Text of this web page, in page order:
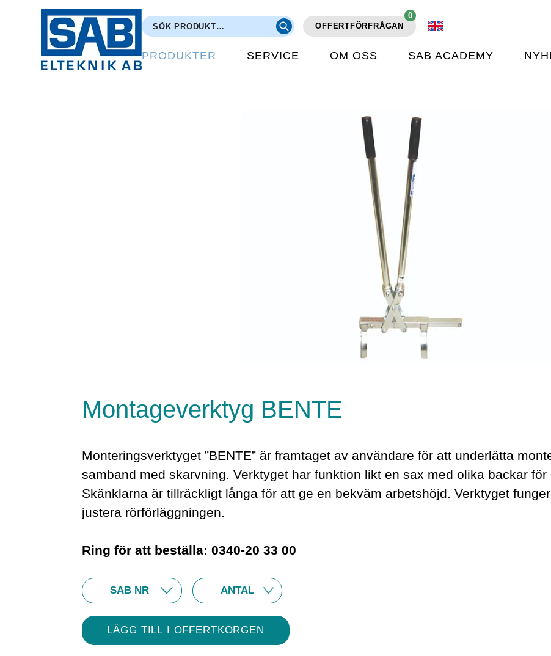
OFFERTFÖRFRÅGAN
0
PRODUKTER SERVICE OM OSS SAB ACADEMY
Montageverktyg BENTE
Monteringsverktyget ”BENTE” är framtaget av användare för att underlätta
samband med skarvning. Verktyget har funktion likt en sax med olika backar
Skänklarna är tillräckligt långa för att ge en bekväm arbetshöjd. Verktyget
justera rörförläggningen.
Ring för att beställa: 0340-20 33 00